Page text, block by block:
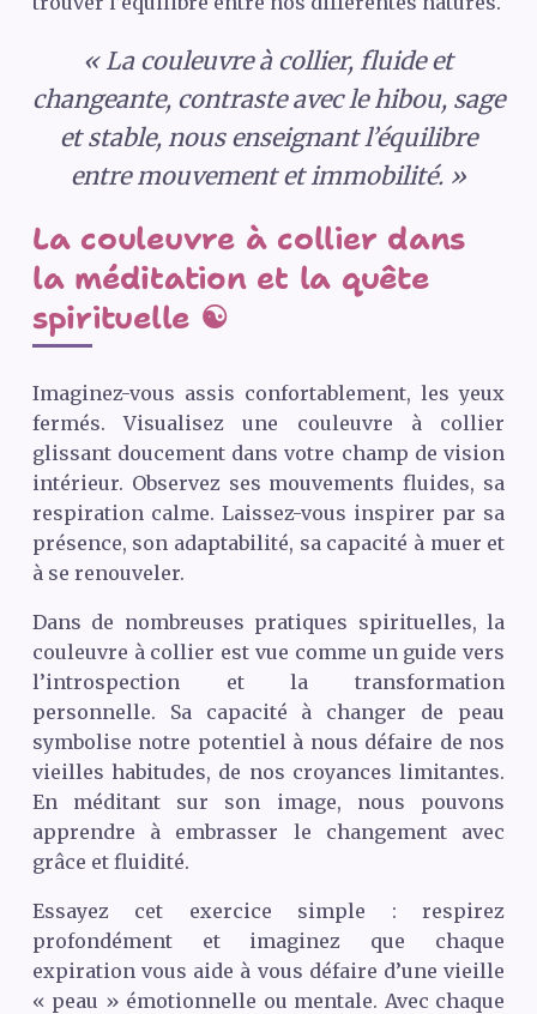
« La couleuvre à collier, fluide et
changeante, contraste avec le hibou, sage
et stable, nous enseignant l’équilibre
entre mouvement et immobilité. »
La couleuvre à collier dans
la méditation et la quête
spirituelle ☯️
Imaginez-vous assis confortablement, les yeux
fermés. Visualisez une couleuvre à collier
glissant doucement dans votre champ de vision
intérieur. Observez ses mouvements fluides, sa
respiration calme. Laissez-vous inspirer par sa
présence, son adaptabilité, sa capacité à muer et
à se renouveler.
Dans de nombreuses pratiques spirituelles, la
couleuvre à collier est vue comme un guide vers
l’introspection et la transformation
personnelle. Sa capacité à changer de peau
symbolise notre potentiel à nous défaire de nos
vieilles habitudes, de nos croyances limitantes.
En méditant sur son image, nous pouvons
apprendre à embrasser le changement avec
grâce et fluidité.
Essayez cet exercice simple : respirez
profondément et imaginez que chaque
expiration vous aide à vous défaire d’une vieille
« peau » émotionnelle ou mentale. Avec chaque